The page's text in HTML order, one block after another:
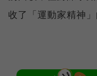
收了「運動家精神」